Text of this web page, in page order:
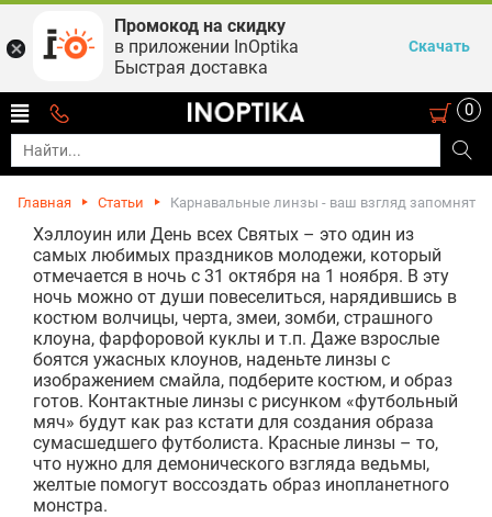
0
Главная Статьи Карнавальные линзы - ваш взгляд запомнят
Хэллоуин или День всех Святых – это один из
самых любимых праздников молодежи, который
отмечается в ночь с 31 октября на 1 ноября. В эту
ночь можно от души повеселиться, нарядившись в
костюм волчицы, черта, змеи, зомби, страшного
клоуна, фарфоровой куклы и т.п. Даже взрослые
боятся ужасных клоунов, наденьте линзы с
изображением смайла, подберите костюм, и образ
готов. Контактные линзы с рисунком «футбольный
мяч» будут как раз кстати для создания образа
сумасшедшего футболиста. Красные линзы – то,
что нужно для демонического взгляда ведьмы,
желтые помогут воссоздать образ инопланетного
монстра.
Промокод на скидку
в приложении InOptika
Быстрая доставка
Скачать